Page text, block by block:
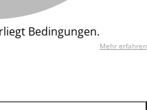
Bedingungen.
Mehr erfahren